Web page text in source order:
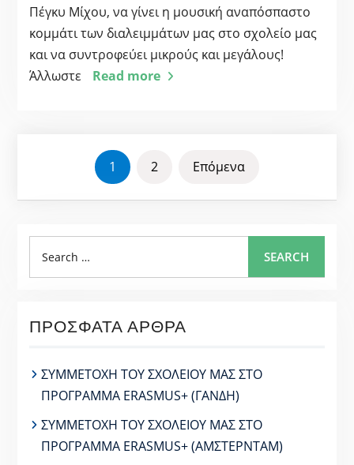
Πέγκυ Μίχου, να γίνει η μουσική αναπόσπαστο
κομμάτι των διαλειμμάτων μας στο σχολείο μας
και να συντροφεύει μικρούς και μεγάλους!
Άλλωστε
Read more
ΣΕΛΙΔΟΠΟΊΗΣΗ
ΆΡΘΡΩΝ
1 2 Επόμενα
for:
SEARCH
ΠΡΌΣΦΑΤΑ ΆΡΘΡΑ
ΣΥΜΜΕΤΟΧΗ ΤΟΥ ΣΧΟΛΕΙΟΥ ΜΑΣ ΣΤΟ
ΠΡΟΓΡΑΜΜΑ ERASMUS+ (ΓΑΝΔΗ)
ΣΥΜΜΕΤΟΧΗ ΤΟΥ ΣΧΟΛΕΙΟΥ ΜΑΣ ΣΤΟ
ΠΡΟΓΡΑΜΜΑ ERASMUS+ (ΑΜΣΤΕΡΝΤΑΜ)